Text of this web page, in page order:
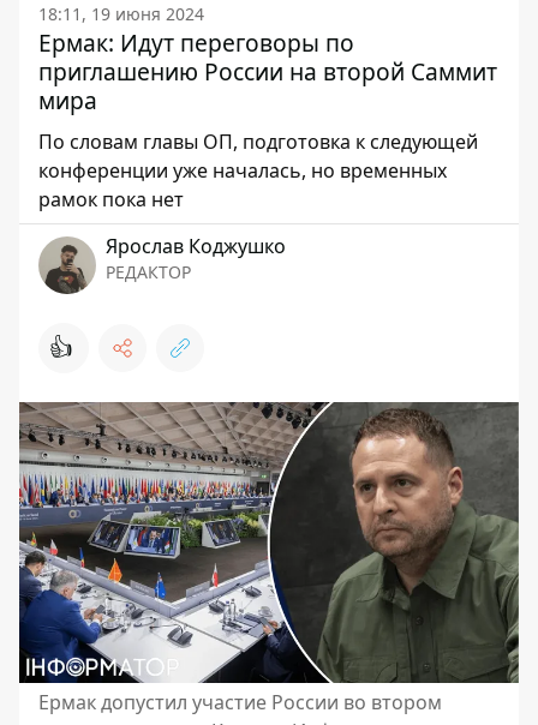
18:11, 19 июня 2024
Ермак: Идут переговоры по
приглашению России на второй Саммит
мира
По словам главы ОП, подготовка к следующей
конференции уже началась, но временных
рамок пока нет
Ярослав Коджушко
РЕДАКТОР
👍
Ермак допустил участие России во втором